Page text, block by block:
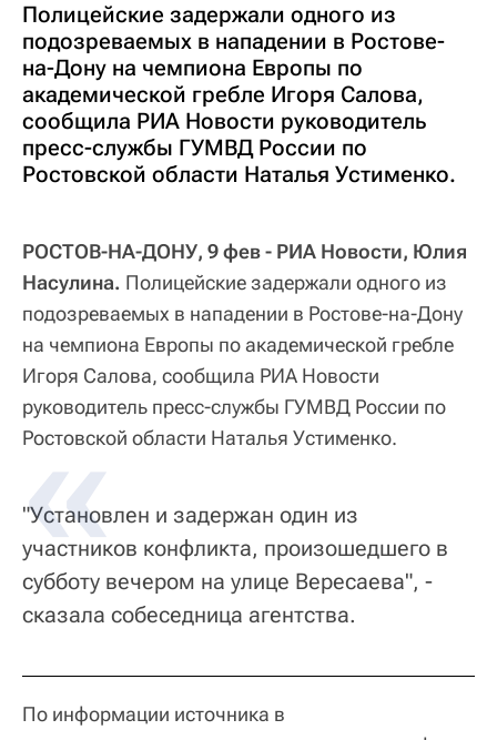
Полицейские задержали одного из
подозреваемых в нападении в Ростове-
на-Дону на чемпиона Европы по
академической гребле Игоря Салова,
сообщила РИА Новости руководитель
пресс-службы ГУМВД России по
Ростовской области Наталья Устименко.
РОСТОВ-НА-ДОНУ, 9 фев - РИА Новости, Юлия
Насулина. Полицейские задержали одного из
подозреваемых в нападении в Ростове-на-Дону
на чемпиона Европы по академической гребле
Игоря Салова, сообщила РИА Новости
руководитель пресс-службы ГУМВД России по
Ростовской области Наталья Устименко.
"Установлен и задержан один из
участников конфликта, произошедшего в
субботу вечером на улице Вересаева", -
сказала собеседница агентства.
По информации источника в